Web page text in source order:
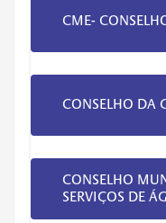
CME-
CONSELHO DA
CONSELHO
SERVIÇOS DE